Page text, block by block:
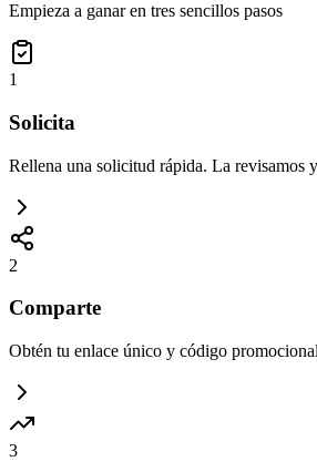
Empieza a ganar en tres sencillos pasos
1
Solicita
Rellena una solicitud rápida. La revisamos
2
Comparte
Obtén tu enlace único y código
3